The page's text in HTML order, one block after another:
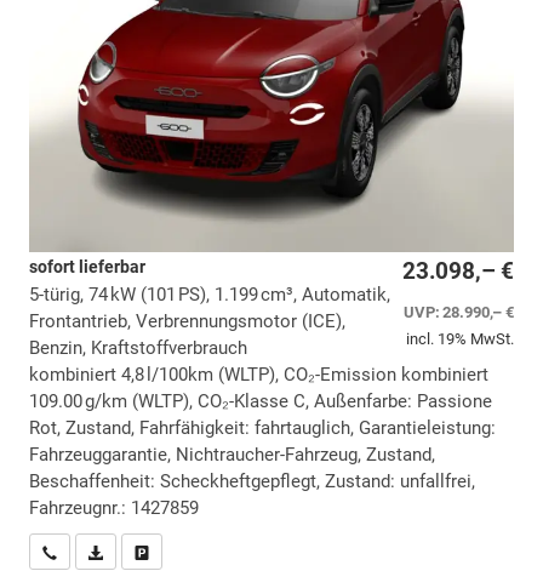
23.098,– €
UVP:28.990,– €
incl. 19% MwSt.
sofort lieferbar
5-türig, 74 kW (101 PS), 1.199 cm³, Automatik,
Frontantrieb, Verbrennungsmotor (ICE),
Benzin, Kraftstoffverbrauch
kombiniert 4,8 l/100km (WLTP), CO₂-Emission kombiniert
109.00 g/km (WLTP), CO₂-Klasse C, Außenfarbe: Passione
Rot, Zustand, Fahrfähigkeit: fahrtauglich, Garantieleistung:
Fahrzeuggarantie, Nichtraucher-Fahrzeug, Zustand,
Beschaffenheit: Scheckheftgepflegt, Zustand: unfallfrei,
Fahrzeugnr.: 1427859
Wir rufen Sie anPDF-Datei, Fahrzeugexposé drucken